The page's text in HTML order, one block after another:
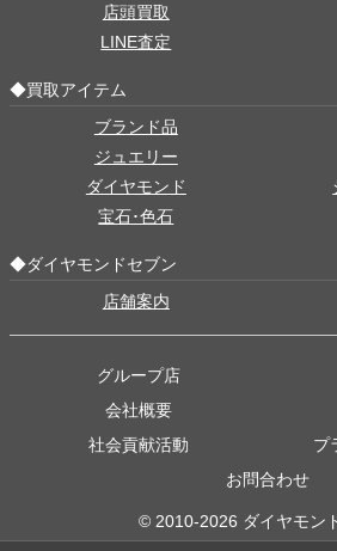
店頭買取
LINE査定
◆買取アイテム
ブランド品
ジュエリー
ダイヤモンド
宝石･色石
◆ダイヤモンドセブン
店舗案内
グループ店
会社概要
社会貢献活動
プ
お問合わせ
© 2010-2026 ダイヤモン